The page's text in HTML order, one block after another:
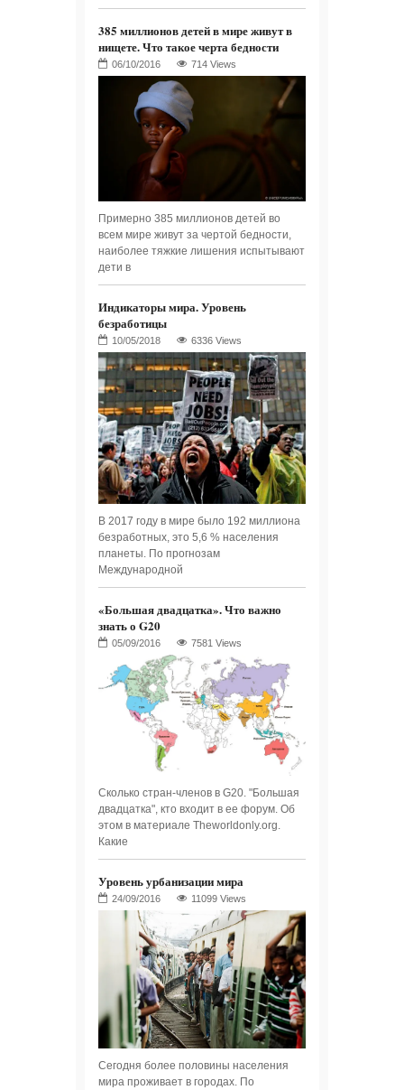
385 миллионов детей в мире живут в
нищете. Что такое черта бедности
714 Views
Примерно 385 миллионов детей во
всем мире живут за чертой бедности,
наиболее тяжкие лишения испытывают
дети в
Индикаторы мира. Уровень
безработицы
6336 Views
В 2017 году в мире было 192 миллиона
безработных, это 5,6 % населения
планеты. По прогнозам
Международной
«Большая двадцатка». Что важно
знать о G20
7581 Views
Сколько стран-членов в G20. "Большая
двадцатка", кто входит в ее форум. Об
этом в материале Theworldonly.org.
Какие
Уровень урбанизации мира
11099 Views
Сегодня более половины населения
мира проживает в городах. По